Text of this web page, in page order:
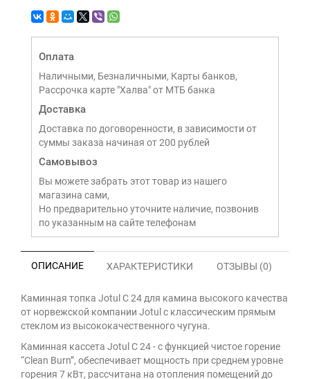
Оплата
Наличными, Безналичными, Карты банков,
Рассрочка карте "Халва" от МТБ банка
Доставка
Доставка по договоренности, в зависимости от
суммы заказа начиная от 200 рублей
Самовывоз
Вы можете забрать этот товар из нашего
магазина сами,
Но предварительно уточните наличие, позвонив
по указанным на сайте телефонам
ОПИСАНИЕ ХАРАКТЕРИСТИКИ ОТЗЫВЫ (0)
Каминная топка Jotul C 24 для камина высокого качества
от норвежской компании Jotul с классическим прямым
стеклом из высококачественного чугуна.
Каминная кассета Jotul C 24 - с функцией чистое горение
“Clean Burn”, обеспечивает мощность при среднем уровне
горения 7 кВт, рассчитана на отопления помещений до